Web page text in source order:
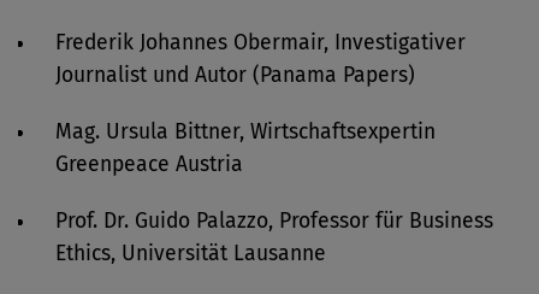
Frederik Johannes Obermair, Investigativer
Journalist und Autor (Panama Papers)
Mag. Ursula Bittner, Wirtschaftsexpertin
Greenpeace Austria
Prof. Dr. Guido Palazzo, Professor für Business
Ethics, Universität Lausanne